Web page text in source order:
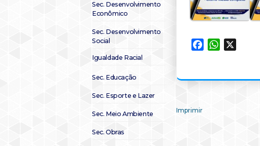
Sec. Desenvolvimento
Econômico
Sec. Desenvolvimento
Social
Igualdade Racial
Sec. Educação
Sec. Esporte e Lazer
Sec. Meio Ambiente
Sec. Obras
FacebookWhatsApp
Imprimir